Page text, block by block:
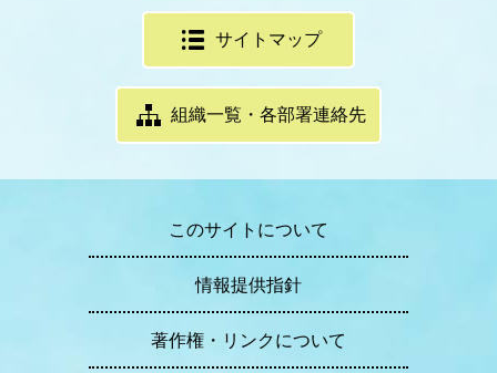
サイトマップ
組織一覧・各部署連絡先
このサイトについて
情報提供指針
著作権・リンクについて